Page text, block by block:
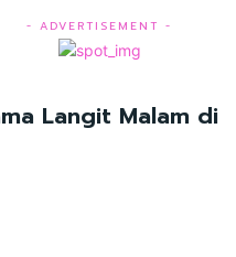
- ADVERTISEMENT -
Langit Malam di